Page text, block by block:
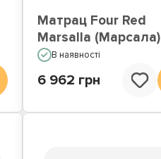
Матрац Four Red
Marsalla (Марсала)
В наявності
6 962 грн